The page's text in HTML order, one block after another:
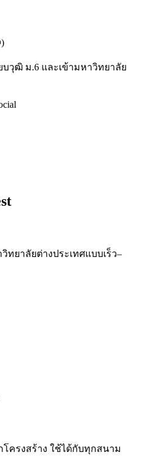
บวุฒิ ม.6 และเข้ามหาวิทยาลัย
ทยาลัยต่างประเทศแบบเร็ว–
โครงสร้าง ใช้ได้กับทุกสนาม